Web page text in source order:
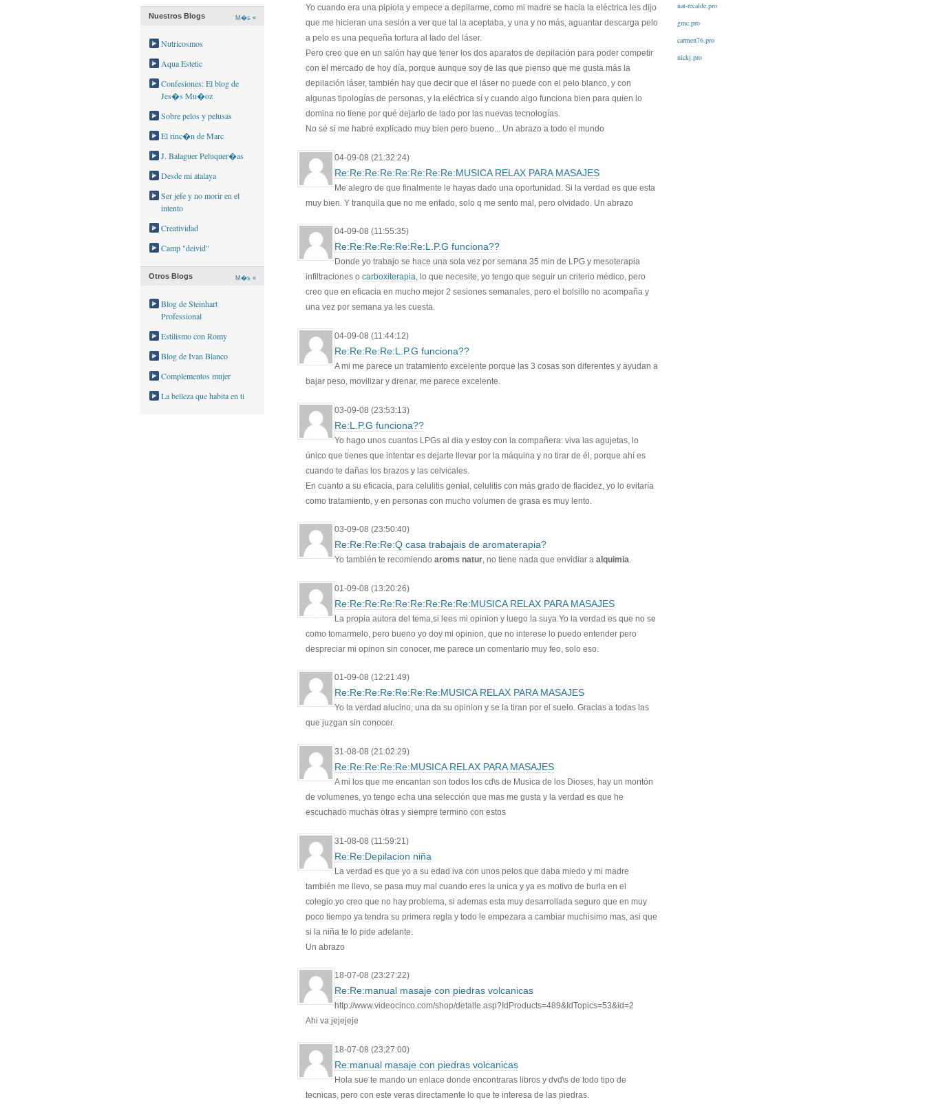
Nuestros Blogs M�s «
Nutricosmos
Aqua Estetic
Confesiones: El blog de
Jes�s Mu�oz
Sobre pelos y pelusas
El rinc�n de Marc
J. Balaguer Peluquer�as
Desde mi atalaya
Ser jefe y no morir en el
intento
Creatividad
Camp "deivid"
Otros Blogs M�s «
Blog de Steinhart
Professional
Estilismo con Romy
Blog de Ivan Blanco
Complementos mujer
La belleza que habita en ti
Yo cuando era una pipiola y empece a depilarme, como mi madre se hacia la eléctrica les dijo
que me hicieran una sesión a ver que tal la aceptaba, y una y no más, aguantar descarga pelo
a pelo es una pequeña tortura al lado del láser.
Pero creo que en un salón hay que tener los dos aparatos de depilación para poder competir
con el mercado de hoy día, porque aunque soy de las que pienso que me gusta más la
depilación láser, también hay que decir que el láser no puede con el pelo blanco, y con
algunas tipologías de personas, y la eléctrica sí y cuando algo funciona bien para quien lo
domina no tiene por qué dejarlo de lado por las nuevas tecnologías.
No sé si me habré explicado muy bien pero bueno... Un abrazo a todo el mundo
04-09-08 (21:32:24)
Re:Re:Re:Re:Re:Re:Re:Re:MUSICA RELAX PARA MASAJES
Me alegro de que finalmente le hayas dado una oportunidad. Si la verdad es que esta
muy bien. Y tranquila que no me enfado, solo q me sento mal, pero olvidado. Un abrazo
04-09-08 (11:55:35)
Re:Re:Re:Re:Re:Re:L.P.G funciona??
Donde yo trabajo se hace una sola vez por semana 35 min de LPG y mesoterapia
infiltraciones o carboxiterapia , lo que necesite, yo tengo que seguir un criterio médico, pero
creo que en eficacia en mucho mejor 2 sesiones semanales, pero el bolsillo no acompaña y
una vez por semana ya les cuesta.
04-09-08 (11:44:12)
Re:Re:Re:Re:L.P.G funciona??
A mi me parece un tratamiento excelente porque las 3 cosas son diferentes y ayudan a
bajar peso, movilizar y drenar, me parece excelente.
03-09-08 (23:53:13)
Re:L.P.G funciona??
Yo hago unos cuantos LPGs al dia y estoy con la compañera: viva las agujetas, lo
único que tienes que intentar es dejarte llevar por la máquina y no tirar de él, porque ahí es
cuando te dañas los brazos y las celvicales.
En cuanto a su eficacia, para celulitis genial, celulitis con más grado de flacidez, yo lo evitaría
como tratamiento, y en personas con mucho volumen de grasa es muy lento.
03-09-08 (23:50:40)
Re:Re:Re:Re:Q casa trabajais de aromaterapia?
Yo también te recomiendo aroms natur , no tiene nada que envidiar a alquimia
01-09-08 (13:20:26)
Re:Re:Re:Re:Re:Re:Re:Re:Re:MUSICA RELAX PARA MASAJES
La propia autora del tema,si lees mi opinion y luego la suya.Yo la verdad es que no se
como tomarmelo, pero bueno yo doy mi opinion, que no interese lo puedo entender pero
despreciar mi opinon sin conocer, me parece un comentario muy feo, solo eso.
01-09-08 (12:21:49)
Re:Re:Re:Re:Re:Re:Re:MUSICA RELAX PARA MASAJES
Yo la verdad alucino, una da su opinion y se la tiran por el suelo. Gracias a todas las
que juzgan sin conocer.
31-08-08 (21:02:29)
Re:Re:Re:Re:Re:MUSICA RELAX PARA MASAJES
A mi los que me encantan son todos los cd\s de Musica de los Dioses, hay un montón
de volumenes, yo tengo echa una selección que mas me gusta y la verdad es que he
escuchado muchas otras y siempre termino con estos
31-08-08 (11:59:21)
Re:Re:Depilacion niña
La verdad es que yo a su edad iva con unos pelos que daba miedo y mi madre
también me llevo, se pasa muy mal cuando eres la unica y ya es motivo de burla en el
colegio.yo creo que no hay problema, si ademas esta muy desarrollada seguro que en muy
poco tiempo ya tendra su primera regla y todo le empezara a cambiar muchisimo mas, asi que
si la niña te lo pide adelante.
Un abrazo
18-07-08 (23:27:22)
Re:Re:manual masaje con piedras volcanicas
http://www.videocinco.com/shop/detalle.asp?IdProducts=489&IdTopics=53&id=2
Ahi va jejejeje
18-07-08 (23:27:00)
Re:manual masaje con piedras volcanicas
Hola sue te mando un enlace donde encontraras libros y dvd\s de todo tipo de
tecnicas, pero con este veras directamente lo que te interesa de las piedras.
nat-recalde.pro
gmc.pro
carmen76.pro
nickj.pro